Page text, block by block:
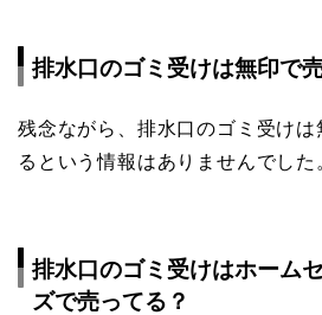
排水口のゴミ受けは無印で
残念ながら、排水口のゴミ受けは
るという情報はありませんでした
排水口のゴミ受けはホーム
ズで売ってる？